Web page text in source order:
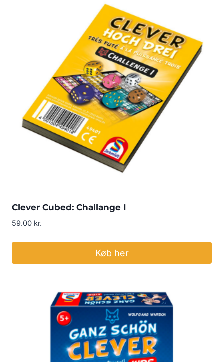
Clever Cubed: Challange I
59.00 kr.
Køb her